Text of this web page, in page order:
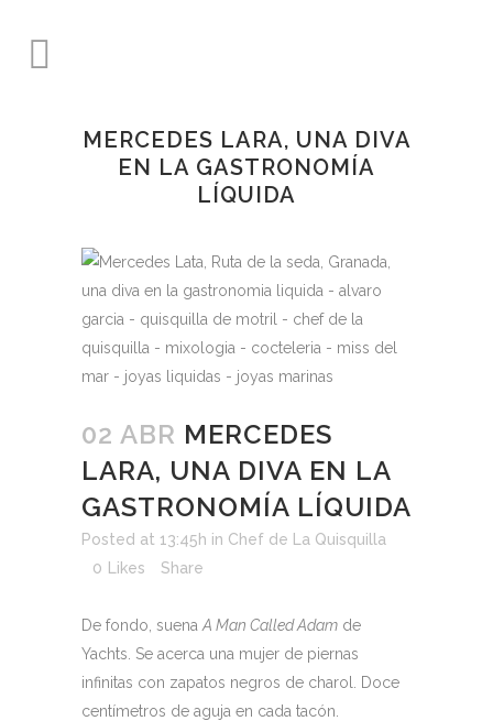
MERCEDES LARA, UNA DIVA
EN LA GASTRONOMÍA
LÍQUIDA
02 ABR MERCEDES
LARA, UNA DIVA EN LA
GASTRONOMÍA LÍQUIDA
Posted at 13:45h in Chef de La Quisquilla
0
Likes Share
De fondo, suena A Man Called Adam de
Yachts. Se acerca una mujer de piernas
infinitas con zapatos negros de charol. Doce
centímetros de aguja en cada tacón.